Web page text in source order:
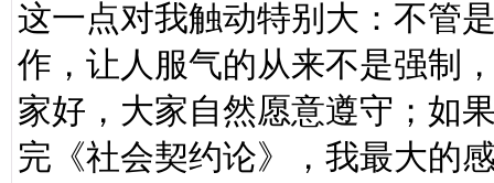
这一点对我触动特别大：不管
作，让人服气的从来不是强制
家好，大家自然愿意遵守；如
完《社会契约论》，我最大的